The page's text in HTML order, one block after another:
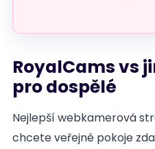
RoyalCams vs
pro dospělé
Nejlepší webkamerová
chcete veřejné pokoje